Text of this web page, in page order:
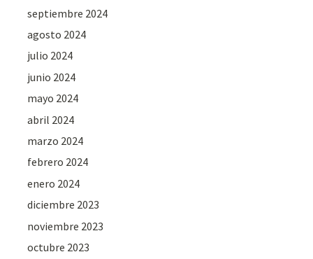
septiembre 2024
agosto 2024
julio 2024
junio 2024
mayo 2024
abril 2024
marzo 2024
febrero 2024
enero 2024
diciembre 2023
noviembre 2023
octubre 2023